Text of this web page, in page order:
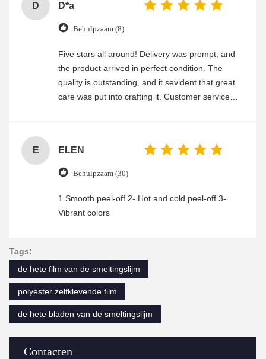
Contacten
D D*a
Behulpzaam (8)
Five stars all around! Delivery was prompt, and
the product arrived in perfect condition. The
quality is outstanding, and it sevident that great
care was put into crafting it. Customer service
E ELEN
Behulpzaam (30)
1.Smooth peel-off 2- Hot and cold peel-off 3-
Vibrant colors
Tags:
de hete film van de smeltingslijm
polyester zelfklevende film
de hete bladen van de smeltingslijm